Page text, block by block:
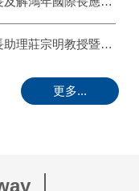
廈門大學前校長助理莊宗明教授暨經濟學院一行師生蒞校參訪
更多...